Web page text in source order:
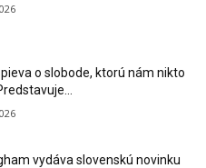
o slobode, ktorú nám nikto
vydáva slovenskú novinku